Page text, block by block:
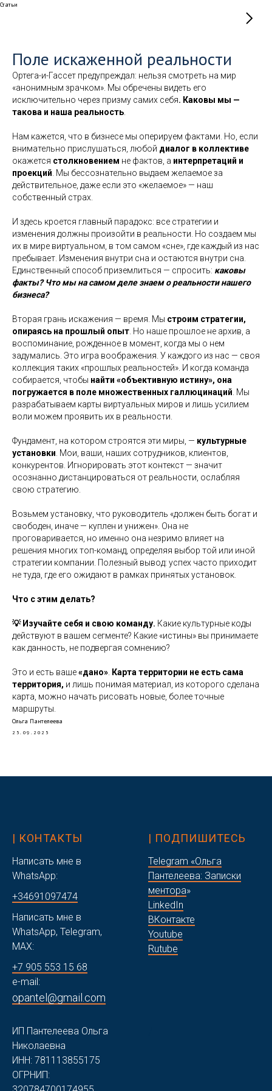
Статьи
Поле искаженной реальности
Ортега-и-Гассет предупреждал: нельзя смотреть на мир
«анонимным зрачком». Мы обречены видеть его
исключительно через призму самих себя. Каковы мы —
такова и наша реальность
Нам кажется, что в бизнесе мы оперируем фактами. Но, если
внимательно прислушаться, любой диалог в коллективе
окажется столкновением не фактов, а интерпретаций и
проекций . Мы бессознательно выдаем желаемое за
действительное, даже если это «желаемое» — наш
собственный страх.
И здесь кроется главный парадокс: все стратегии и
изменения должны произойти в реальности. Но создаем мы
их в мире виртуальном, в том самом «сне», где каждый из нас
пребывает. Изменения внутри сна и остаются внутри сна.
Единственный способ приземлиться — спросить: каковы
факты? Что мы на самом деле знаем о реальности нашего
бизнеса?
Вторая грань искажения — время. Мы строим стратегии,
опираясь на прошлый опыт . Но наше прошлое не архив, а
воспоминание, рожденное в момент, когда мы о нем
задумались. Это игра воображения. У каждого из нас — своя
коллекция таких «прошлых реальностей». И когда команда
собирается, чтобы найти «объективную истину», она
погружается в поле множественных галлюцинаций . Мы
разрабатываем карты виртуальных миров и лишь усилием
воли можем проявить их в реальности.
Фундамент, на котором строятся эти миры, — культурные
установки . Мои, ваши, наших сотрудников, клиентов,
конкурентов. Игнорировать этот контекст — значит
осознанно дистанцироваться от реальности, ослабляя
свою стратегию.
Возьмем установку, что руководитель «должен быть богат и
свободен, иначе — куплен и унижен». Она не
проговаривается, но именно она незримо влияет на
решения многих топ-команд, определяя выбор той или иной
стратегии компании. Полезный вывод: успех часто приходит
не туда, где его ожидают в рамках принятых установок.
Что с этим делать?
💡 Изучайте себя и свою команду. Какие культурные коды
действуют в вашем сегменте? Какие «истины» вы принимаете
как данность, не подвергая сомнению?
Это и есть ваше«дано» Карта территории не есть сама
территория, и лишь понимая материал, из которого сделана
карта, можно начать рисовать новые, более точные
маршруты.
Ольга Пантелеева
25.09.2025
| КОНТАКТЫ
Написать мне в
WhatsApp:
+34691097474
Написать мне в
WhatsApp, Telegram,
MAX:
+7 905 553 15 68
e-mail:
opantel@gmail.com
| ПОДПИШИТЕСЬ
Telegram «Ольга
Пантелеева: Записки
ментора»
LinkedIn
ВКонтакте
Youtube
Rutube
ИП Пантелеева Ольга
Николаевна
ИНН: 781113855175
ОГРНИП: